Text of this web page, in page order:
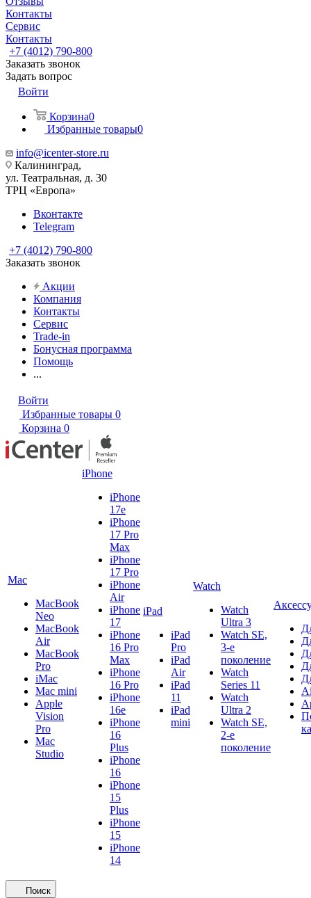
Контакты
Сервис
Контакты
+7 (4012) 790-800
Заказать звонок
Задать вопрос
Войти
Корзина0
Избранные товары0
info@icenter-store.ru
Калининград,
ул. Театральная, д. 30
ТРЦ «Европа»
Вконтакте
Telegram
+7 (4012) 790-800
Заказать звонок
Акции
Компания
Контакты
Сервис
Trade-in
Бонусная программа
Помощь
...
Войти
Избранные товары 0
Корзина 0
Mac
MacBook
Neo
MacBook
Air
MacBook
Pro
iMac
Mac mini
Apple
Vision
Pro
Mac
Studio
iPhone
iPhone
17e
iPhone
17 Pro
Max
iPhone
17 Pro
iPhone
Air
iPhone
17
iPhone
16 Pro
Max
iPhone
16 Pro
iPhone
16e
iPhone
16
Plus
iPhone
16
iPhone
15
Plus
iPhone
15
iPhone
14
iPad
iPad
Pro
iPad
Air
iPad
11
iPad
mini
Watch
Watch
Ultra 3
Watch SE,
3-е
поколение
Watch
Series 11
Watch
Ultra 2
Watch SE,
2-е
поколение
Поиск